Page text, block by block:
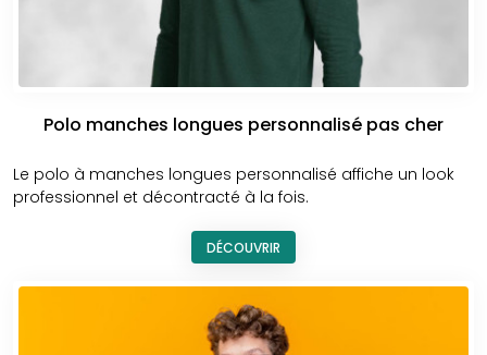
Polo manches longues personnalisé pas cher
Le polo à manches longues personnalisé affiche un look
professionnel et décontracté à la fois.
DÉCOUVRIR